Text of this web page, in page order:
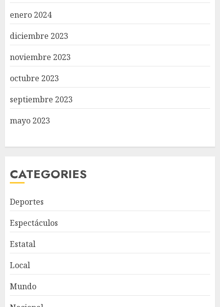
enero 2024
diciembre 2023
noviembre 2023
octubre 2023
septiembre 2023
mayo 2023
CATEGORIES
Deportes
Espectáculos
Estatal
Local
Mundo